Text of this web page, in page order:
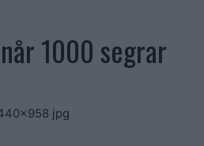
1000 segrar